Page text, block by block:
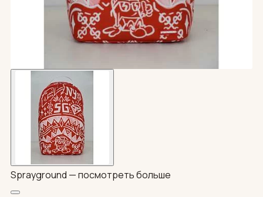
Sprayground —посмотреть больше